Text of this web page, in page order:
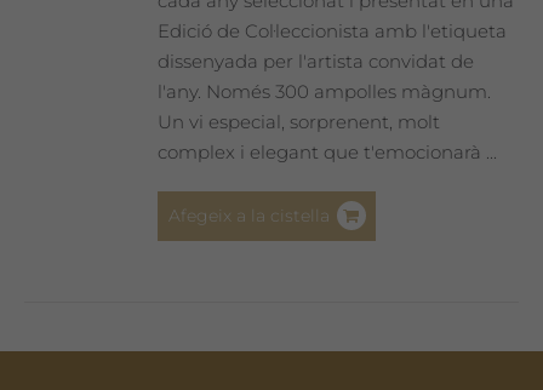
Edició de Col·leccionista amb l'etiqueta
dissenyada per l'artista convidat de
l'any. Només 300 ampolles màgnum.
Un vi especial, sorprenent, molt
complex i elegant que t'emocionarà ...
Afegeix a la cistella